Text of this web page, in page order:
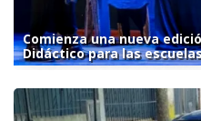
Comienza una nueva
Didáctico para las